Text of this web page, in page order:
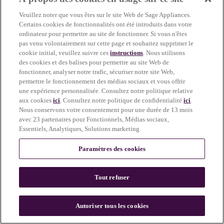
more information)
n
Veuillez noter que vous êtes sur le site Web de Sage Appliances.
Certains cookies de fonctionnalités ont été introduits dans votre
ordinateur pour permettre au site de fonctionner. Si vous n'êtes
pas venu volontairement sur cette page et souhaitez supprimer le
cookie initial, veuillez suivre cesinstructions. Nous utilisons
des cookies et des balises pour permettre au site Web de
fonctionner, analyser notre trafic, sécuriser notre site Web,
permettre le fonctionnement des médias sociaux et vous offrir
une expérience personnalisée. Consultez notre politique relative
aux cookiesici. Consultez notre politique de confidentialitéici.
Nous conservons votre consentement pour une durée de 13 mois
avec 23 partenaires pour Fonctionnels, Médias sociaux,
Essentiels, Analytiques, Solutions marketing.
Paramètres des cookies
Tout refuser
Autoriser tous les cookies